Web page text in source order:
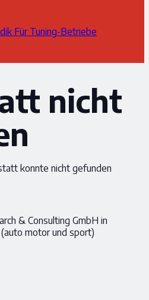
Für Tuning-Betriebe
nicht
konnte nicht gefunden
& Consulting GmbH in
motor und sport)